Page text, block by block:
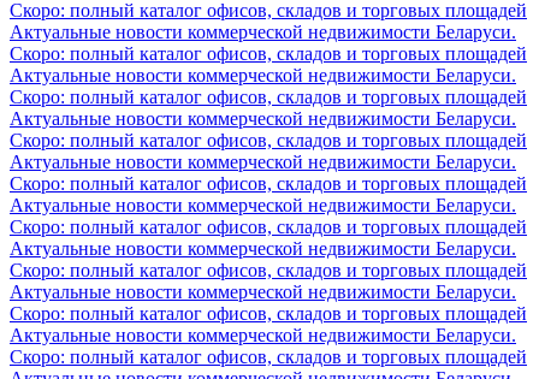
Скоро: полный каталог офисов, складов и торговых площадей
Актуальные новости коммерческой недвижимости Беларуси.
Скоро: полный каталог офисов, складов и торговых площадей
Актуальные новости коммерческой недвижимости Беларуси.
Скоро: полный каталог офисов, складов и торговых площадей
Актуальные новости коммерческой недвижимости Беларуси.
Скоро: полный каталог офисов, складов и торговых площадей
Актуальные новости коммерческой недвижимости Беларуси.
Скоро: полный каталог офисов, складов и торговых площадей
Актуальные новости коммерческой недвижимости Беларуси.
Скоро: полный каталог офисов, складов и торговых площадей
Актуальные новости коммерческой недвижимости Беларуси.
Скоро: полный каталог офисов, складов и торговых площадей
Актуальные новости коммерческой недвижимости Беларуси.
Скоро: полный каталог офисов, складов и торговых площадей
Актуальные новости коммерческой недвижимости Беларуси.
Скоро: полный каталог офисов, складов и торговых площадей